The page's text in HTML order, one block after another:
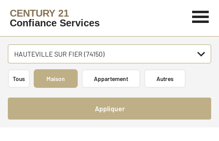
CENTURY 21
Confiance Services
HAUTEVILLE SUR FIER (74150)
Tous Maison Appartement Autres
Appliquer